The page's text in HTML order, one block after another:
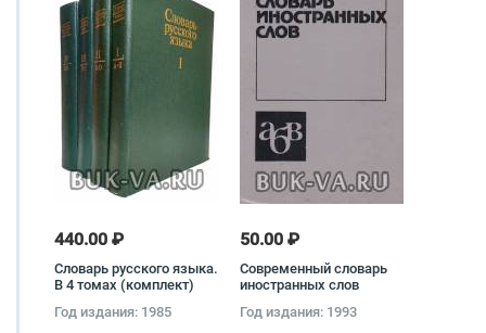
440.00 ₽
Словарь русского языка.
В 4 томах (комплект)
Год издания: 1985
50.00 ₽
Современный словарь
иностранных слов
Год издания: 1993